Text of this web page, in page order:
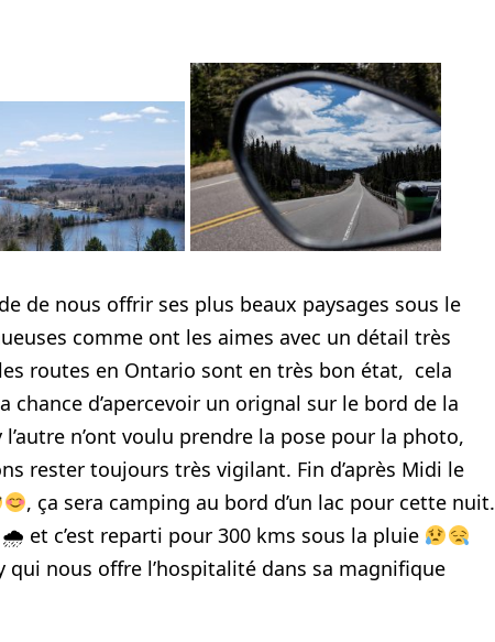
de nous offrir ses plus beaux paysages sous le
comme ont les aimes avec un détail très
routes en Ontario sont en très bon état, cela
chance d’apercevoir un orignal sur le bord de la
l’autre n’ont voulu prendre la pose pour la photo,
rester toujours très vigilant. Fin d’après Midi le
, ça sera camping au bord d’un lac pour cette nuit.
et c’est reparti pour 300 kms sous la pluie
nous offre l’hospitalité dans sa magnifique